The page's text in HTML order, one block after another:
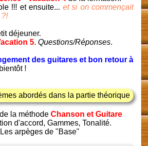
!!! et ensuite... et si on commençait
déjeuner.
5. Questions/Réponses.
des guitares et bon retour à
!
abordés dans la partie théorique
la méthode Chanson et Guitare
d'accord, Gammes, Tonalité.
Les arpèges de "Base"